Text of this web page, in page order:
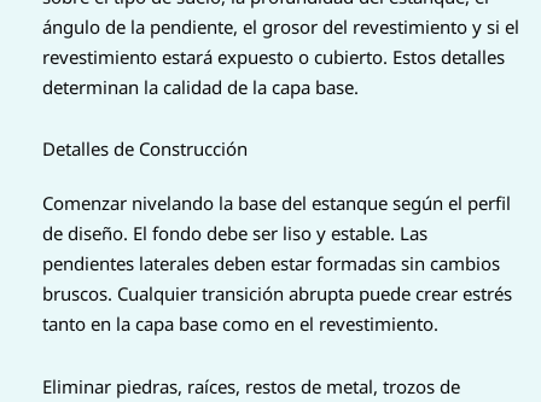
ángulo de la pendiente, el grosor del revestimiento y si el
revestimiento estará expuesto o cubierto. Estos detalles
determinan la calidad de la capa base.
Detalles de Construcción
Comenzar nivelando la base del estanque según el perfil
de diseño. El fondo debe ser liso y estable. Las
pendientes laterales deben estar formadas sin cambios
bruscos. Cualquier transición abrupta puede crear estrés
tanto en la capa base como en el revestimiento.
Eliminar piedras, raíces, restos de metal, trozos de